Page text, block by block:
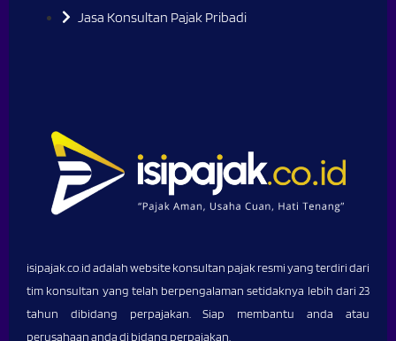
isipajak.co.id adalah website konsultan pajak resmi yang terdiri dari
tim konsultan yang telah berpengalaman setidaknya lebih dari 23
tahun dibidang perpajakan. Siap membantu anda atau
perusahaan anda di bidang perpajakan.
Jasa Konsultan Pajak Pribadi